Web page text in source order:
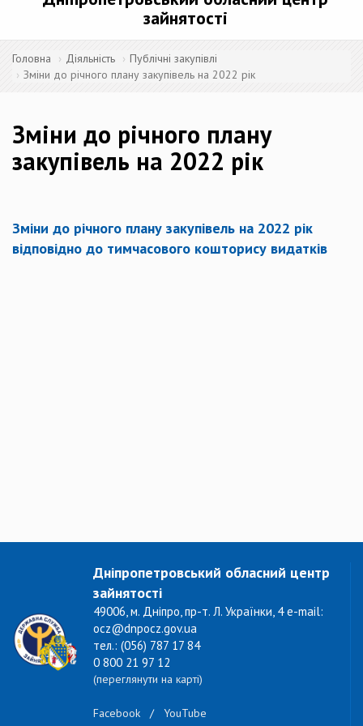
зайнятості
Головна Діяльність
Публічні закупівлі
Зміни до річного плану закупівель на 2022 рік
Зміни до річного плану
закупівель на 2022 рік
Зміни до річного плану закупівель на 2022 рік
відповідно до тимчасового кошторису видатків
Дніпропетровський обласний центр
зайнятості
49006, м. Дніпро, пр-т. Л. Українки, 4 e-mail:
ocz@dnpocz.gov.ua
тел.: (056) 787 17 84
0 800 21 97 12
(переглянути на карті)
Facebook / YouTube